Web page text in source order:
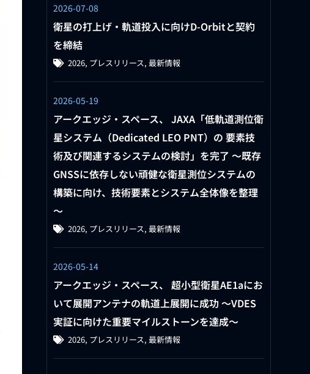
2026-07-08
衛星の打上げ・軌道投入に向けD-Orbitと契約
を締結
2026, プレスリリース,最新情報
2026-05-19
アークエッジ・スペース、 JAXA「低軌道測位衛
星システム（Dedicated LEO PNT）の 要素技
術及び関連するシステムの検討」を完了 ～既存
GNSSに依存しない頑健な衛星測位システムの
構築に向け、技術要素とシステム全体像を整理
～
2026, プレスリリース,最新情報
2026-05-14
アークエッジ・スペース、 超小型衛星AE1aにお
いて展開アンテナの軌道上展開に成功 〜VDES
実証に向けた重要マイルストーンを達成〜
2026, プレスリリース,最新情報